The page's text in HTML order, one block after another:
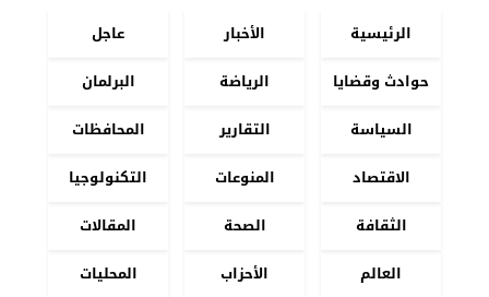
الرئيسية الأخبار
عاجل
حوادث وقضايا
الرياضة
البرلمان
السياسة
التقارير
المحافظات
الاقتصاد
المنوعات
التكنولوجيا
الثقافة
الصحة
المقالات
العالم
الأحزاب المحليات